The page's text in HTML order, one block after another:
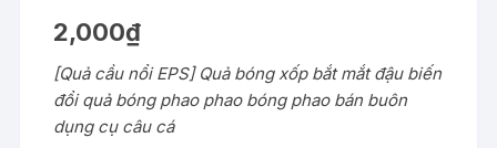
2,000₫
[Quả cầu nổi EPS] Quả bóng xốp bắt mắt đậu biến
đổi quả bóng phao phao bóng phao bán buôn
dụng cụ câu cá